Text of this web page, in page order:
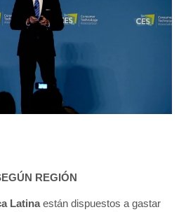
REGIÓN
Latinaestán dispuestos a gastar